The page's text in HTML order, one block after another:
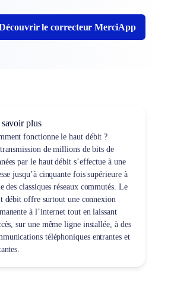
le correcteur MerciApp
plus
fonctionne le haut débit ?
de millions de bits de
par le haut débit s’effectue à une
jusqu’à cinquante fois supérieure à
des classiques réseaux commutés. Le
débit offre surtout une connexion
à l’internet tout en laissant
sur une même ligne installée, à des
téléphoniques entrantes et